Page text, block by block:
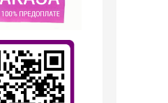
Парфюмерия Shaik
SHAIK /
№ 21 CHANEL EGOISTE
PLATINUM FOR MEN ,
50 мл.